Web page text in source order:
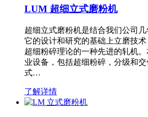
LUM 超细立式磨粉机
超细立式磨粉机是结合我们公司几
它的设计和研究的基础上立磨技
超细粉碎理论的一种先进的轧机
业设备，包括超细粉碎，分级和
式…
了解详情